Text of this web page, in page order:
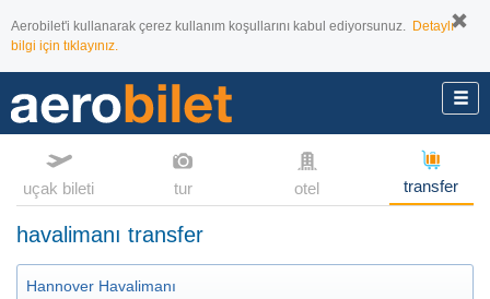
Aerobilet'i kullanarak çerez kullanım koşullarını kabul ediyorsunuz. Detaylı
bilgi için tıklayınız.
uçak bileti tur otel transfer
havalimanı transfer